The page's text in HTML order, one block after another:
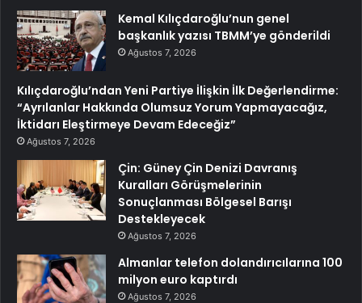
Kemal Kılıçdaroğlu’nun genel
başkanlık yazısı TBMM’ye gönderildi
Ağustos 7, 2026
Kılıçdaroğlu’ndan Yeni Partiye İlişkin İlk Değerlendirme:
“Ayrılanlar Hakkında Olumsuz Yorum Yapmayacağız,
İktidarı Eleştirmeye Devam Edeceğiz”
Ağustos 7, 2026
Çin: Güney Çin Denizi Davranış
Kuralları Görüşmelerinin
Sonuçlanması Bölgesel Barışı
Destekleyecek
Ağustos 7, 2026
Almanlar telefon dolandırıcılarına 100
milyon euro kaptırdı
Ağustos 7, 2026